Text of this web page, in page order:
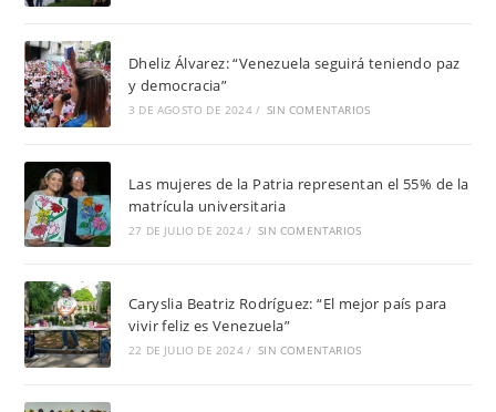
Dheliz Álvarez: “Venezuela seguirá teniendo paz
y democracia”
3 DE AGOSTO DE 2024 / SIN COMENTARIOS
Las mujeres de la Patria representan el 55% de la
matrícula universitaria
27 DE JULIO DE 2024 / SIN COMENTARIOS
Caryslia Beatriz Rodríguez: “El mejor país para
vivir feliz es Venezuela”
22 DE JULIO DE 2024 / SIN COMENTARIOS